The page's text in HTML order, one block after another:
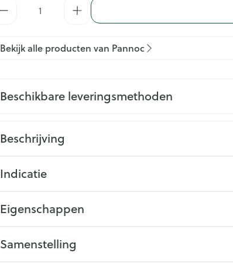
Bekijk alle producten van Pannoc
Beschikbare leveringsmethoden
Beschrijving
Indicatie
Eigenschappen
Samenstelling